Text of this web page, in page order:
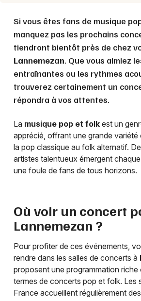
Si vous êtes fans de musique
manquez pas les prochains
tiendront bientôt près de chez
Lannemezan. Que vous aimiez
entraînantes ou les rythmes
trouverez certainement un
répondra à vos attentes.
La musique pop et folk est un
apprécié, offrant une grande variété
la pop classique au folk alternatif.
artistes talentueux émergent
une foule de fans de tous horizons.
Où voir un concert
Lannemezan ?
Pour profiter de ces événements,
rendre dans les salles de concerts à
proposent une programmation riche
termes de concerts pop et folk. Les
France accueillent régulièrement